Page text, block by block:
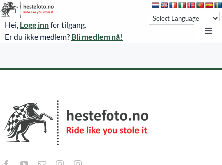
Skip
to
content
Hei, Logg innfor tilgang.
Er du ikke medlem? Bli medlem nå!
NoARK
Sverige